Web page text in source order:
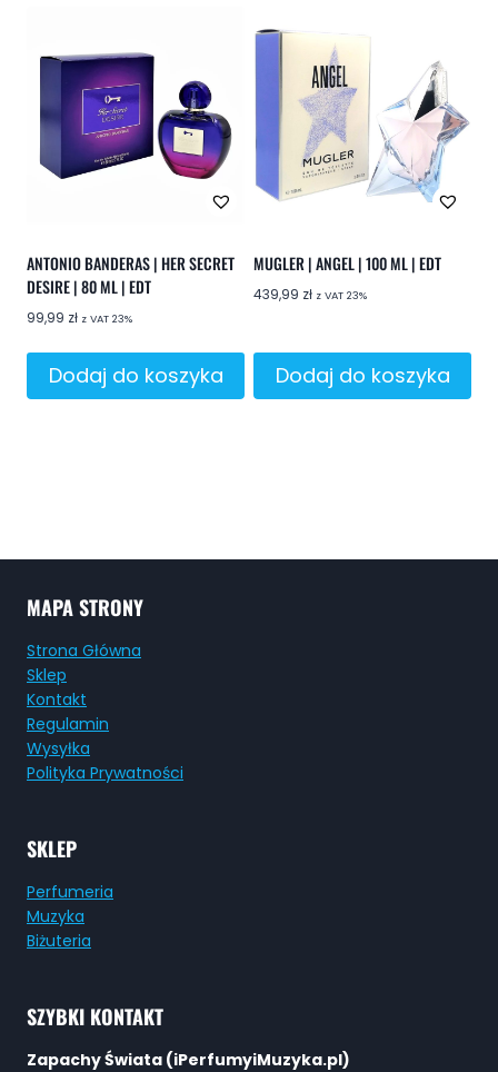
ANTONIO BANDERAS | HER SECRET
DESIRE | 80 ML | EDT
99,99 zł z VAT 23%
Dodaj do koszyka
MUGLER | ANGEL | 100 ML | EDT
439,99 zł z VAT 23%
Dodaj do koszyka
MAPA STRONY
Strona Główna
Sklep
Kontakt
Regulamin
Wysyłka
Polityka Prywatności
SKLEP
Perfumeria
Muzyka
Biżuteria
SZYBKI KONTAKT
Zapachy Świata (iPerfumyiMuzyka.pl)